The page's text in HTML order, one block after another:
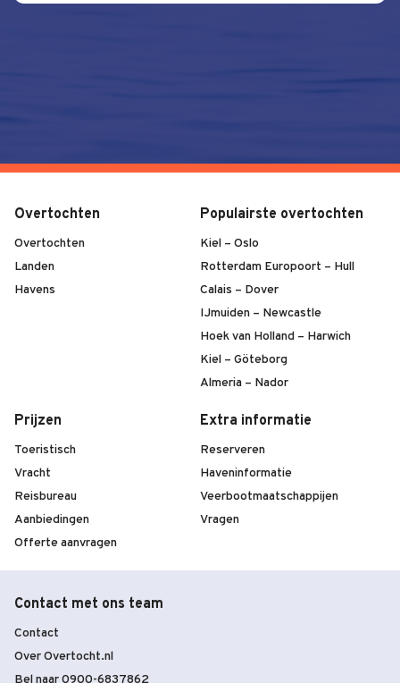
Overtochten
Overtochten
Landen
Havens
Populairste overtochten
Kiel – Oslo
Rotterdam Europoort – Hull
Calais – Dover
IJmuiden – Newcastle
Hoek van Holland – Harwich
Kiel – Göteborg
Almeria – Nador
Prijzen
Toeristisch
Vracht
Reisbureau
Aanbiedingen
Offerte aanvragen
Extra informatie
Reserveren
Haveninformatie
Veerbootmaatschappijen
Vragen
Contact met ons team
Contact
Over Overtocht.nl
Bel naar 0900-6837862